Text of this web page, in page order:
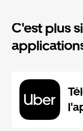
C'est plus